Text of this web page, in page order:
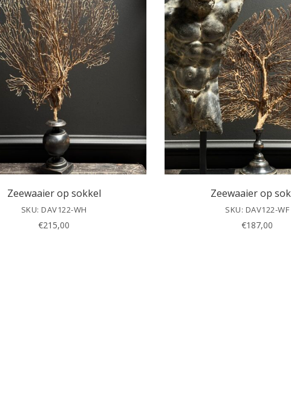
Zeewaaier op sokkel
SKU: DAV122-WH
€215,00
Zeewaaier op
SKU: DAV122-WF
€187,00